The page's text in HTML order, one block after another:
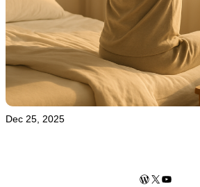
Dec 25, 2025
WordPress
X YouTube